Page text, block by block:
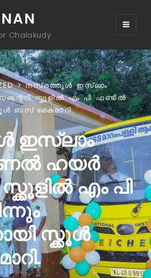
Chalakudy
നസ്രത്തുൾ ഇസ്ലാം
സ്ക്കൂളിൽ എം പി ഫണ്ടിൽ
ബസ് കൈമാറി.
ഇസ്ലാം
ഹയർ
എം പി
സ്ക്കൂൾ